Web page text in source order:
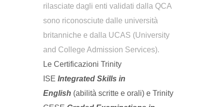
rilasciate dagli enti validati dalla QCA
sono riconosciute dalle università
britanniche e dalla UCAS (University
and College Admission Services).
Le Certificazioni Trinity
ISE Integrated Skills in
English (abilità scritte e orali) e Trinity